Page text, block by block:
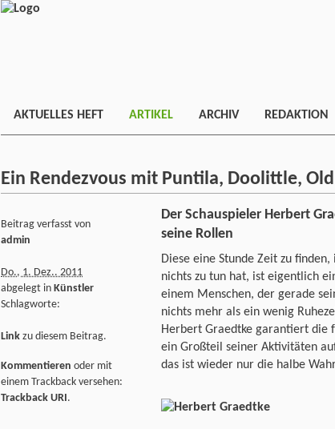
AKTUELLES HEFT ARTIKEL ARCHIV REDAKTION
Ein Rendezvous mit Puntila, Doolittle,
Der Schauspieler Herbert
seine Rollen
Diese eine Stunde Zeit zu
nichts zu tun hat, ist eigentlich
einem Menschen, der gerade
nichts mehr als ein wenig
Herbert Graedtke garantiert die
ein Großteil seiner Aktivitäten
das ist wieder nur die halbe
Beitrag verfasst von
admin
Do., 1. Dez.. 2011
abgelegt in Künstler
Schlagworte:
Link zu diesem Beitrag.
Kommentieren oder mit
einem Trackback versehen:
Trackback URI.